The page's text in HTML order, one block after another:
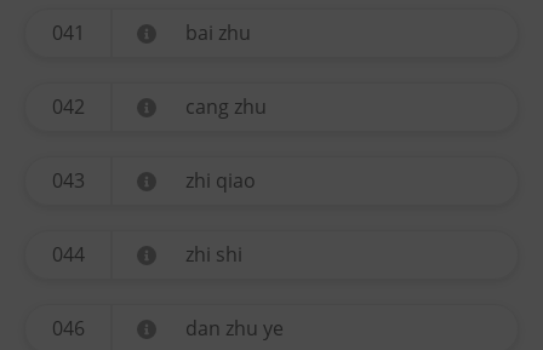
041 bai zhu
042 cang zhu
043 zhi qiao
044 zhi shi
046 dan zhu ye